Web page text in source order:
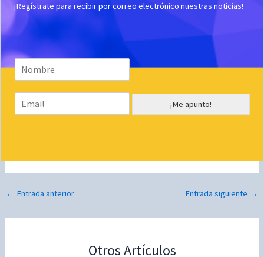
¡Regístrate para recibir por correo electrónico nuestras noticias!
m
¡Me apunto!
← Entrada anterior Entrada siguiente →
Otros Artículos